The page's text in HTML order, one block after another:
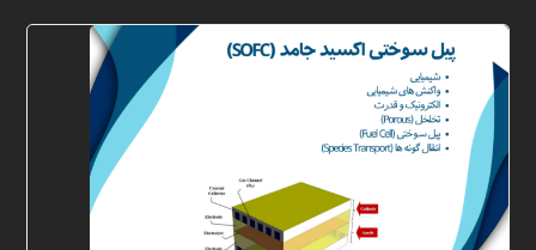
شرکت
خلاق
پردازشگران
مهر،
متخصص
در
زمینه
شبیه